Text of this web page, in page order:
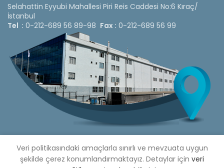
Selahattin Eyyubi Mahallesi Piri Reis Caddesi No:6 Kıraç/
İstanbul
Tel : 0-212-689 56 89-98 Fax : 0-212-689 56 99
Copyright © 2020 Çetinkaya Pano | Çetinkaya Pano Fiyat
Veri politikasındaki amaçlarla sınırlı ve mevzuata uygun
şekilde çerez konumlandırmaktayız. Detaylar için veri